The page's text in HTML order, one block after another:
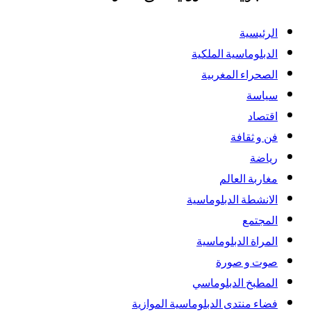
الرئيسية
الدبلوماسية الملكية
الصحراء المغربية
سياسة
اقتصاد
فن و ثقافة
رياضة
مغاربة العالم
الانشطة الدبلوماسية
المجتمع
المراة الدبلوماسية
صوت و صورة
المطبخ الدبلوماسي
فضاء منتدى الدبلوماسية الموازية